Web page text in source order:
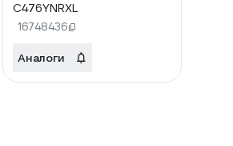
C476YNRXL
16748436
Аналоги